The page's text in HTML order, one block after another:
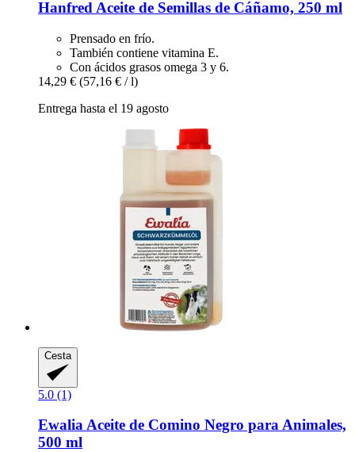
HanfredAceite de Semillas de Cáñamo, 250 ml
Prensado en frío.
También contiene vitamina E.
Con ácidos grasos omega 3 y 6.
14,29 € (57,16 € / l)
Entrega hasta el 19 agosto
Cesta
5.0 (1)
EwaliaAceite de Comino Negro para Animales,
500 ml